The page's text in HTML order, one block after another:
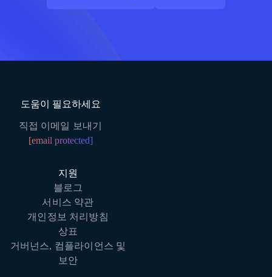
도움이 필요하세요
직접 이메일 보내기
[email protected]
지원
블로그
서비스 약관
개인정보 처리방침
상표
거버넌스, 컴플라이언스 및
보안